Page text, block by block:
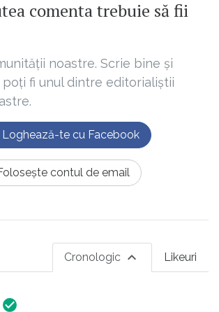
comenta trebuie să fii
noastre. Scrie bine și
fi unul dintre editorialiștii
Loghează-te cu Facebook
contul de email
Likeuri
Cronologic